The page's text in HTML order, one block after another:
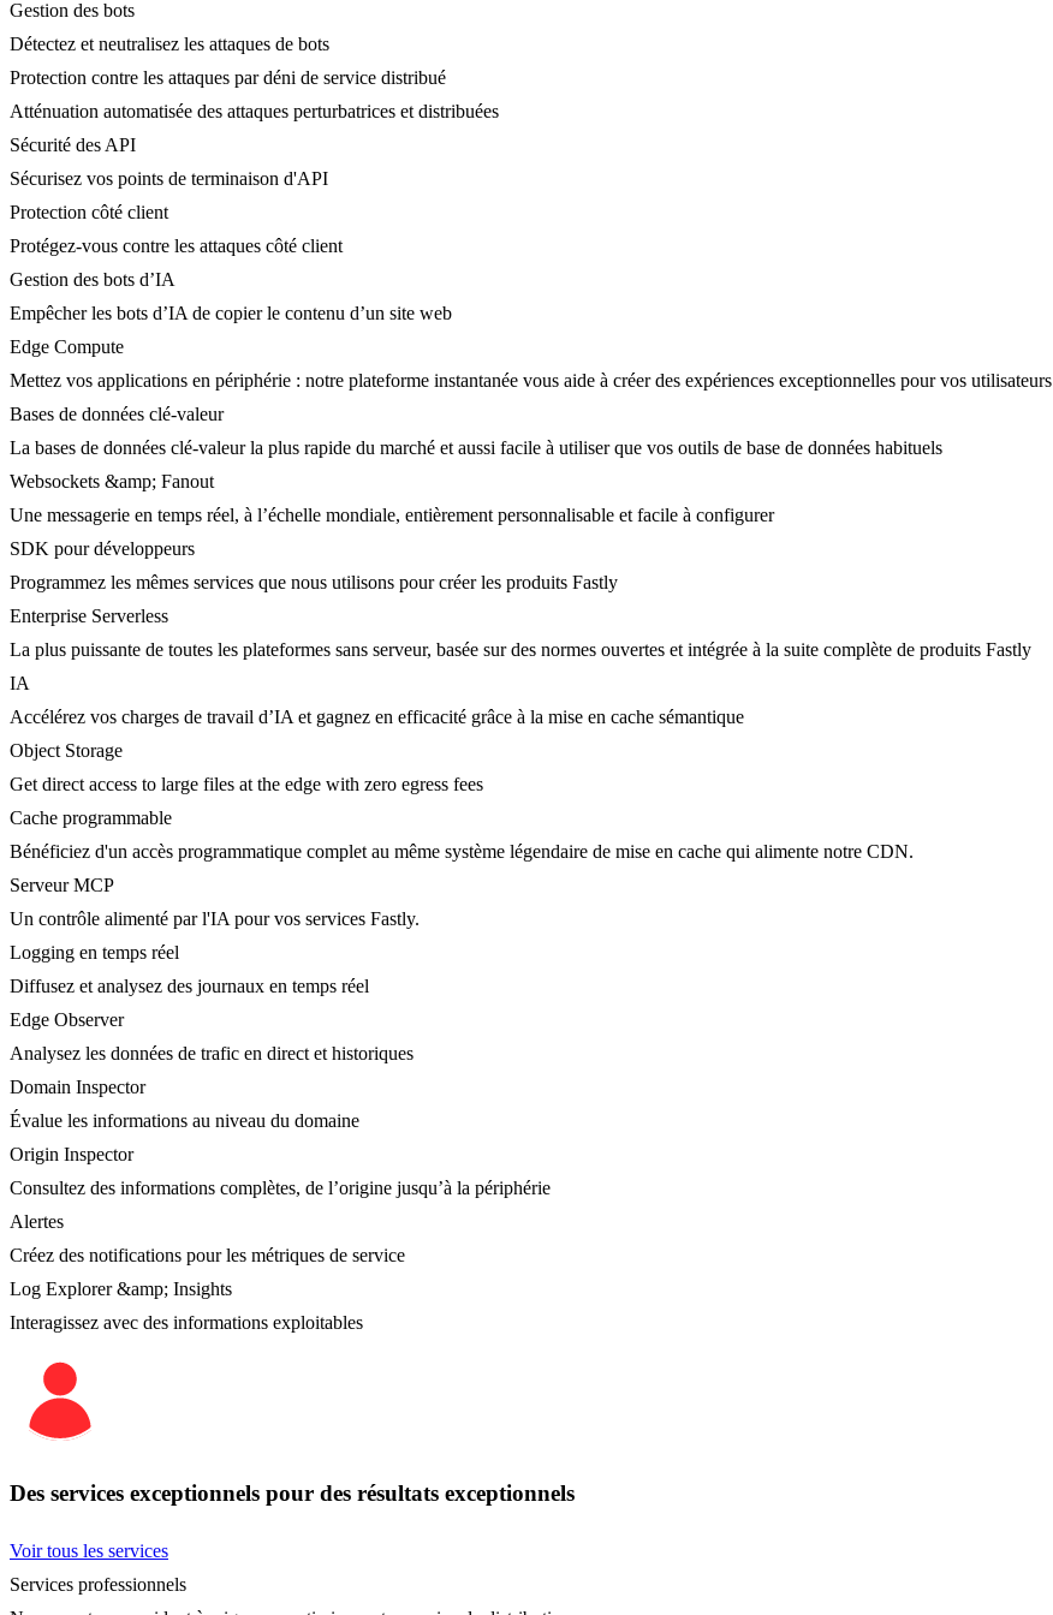
Gestion des bots
Détectez et neutralisez les attaques de bots
Protection contre les attaques par déni de service distribué
Atténuation automatisée des attaques perturbatrices et distribuées
Sécurité des API
Sécurisez vos points de terminaison d'API
Protection côté client
Protégez-vous contre les attaques côté client
Gestion des bots d’IA
Empêcher les bots d’IA de copier le contenu d’un site web
Edge Compute
Mettez vos applications en périphérie : notre plateforme instantanée vous aide à créer des expériences exceptionnelles pour vos utilisateurs
Bases de données clé-valeur
La bases de données clé-valeur la plus rapide du marché et aussi facile à utiliser que vos outils de base de données habituels
Websockets &amp; Fanout
Une messagerie en temps réel, à l’échelle mondiale, entièrement personnalisable et facile à configurer
SDK pour développeurs
Programmez les mêmes services que nous utilisons pour créer les produits Fastly
Enterprise Serverless
La plus puissante de toutes les plateformes sans serveur, basée sur des normes ouvertes et intégrée à la suite complète de produits Fastly
IA
Accélérez vos charges de travail d’IA et gagnez en efficacité grâce à la mise en cache sémantique
Object Storage
Get direct access to large files at the edge with zero egress fees
Cache programmable
Bénéficiez d'un accès programmatique complet au même système légendaire de mise en cache qui alimente notre CDN.
Serveur MCP
Un contrôle alimenté par l'IA pour vos services Fastly.
Logging en temps réel
Diffusez et analysez des journaux en temps réel
Edge Observer
Analysez les données de trafic en direct et historiques
Domain Inspector
Évalue les informations au niveau du domaine
Origin Inspector
Consultez des informations complètes, de l’origine jusqu’à la périphérie
Alertes
Créez des notifications pour les métriques de service
Log Explorer &amp; Insights
Interagissez avec des informations exploitables
Des services exceptionnels pour des résultats exceptionnels
Voir tous les services
Services professionnels